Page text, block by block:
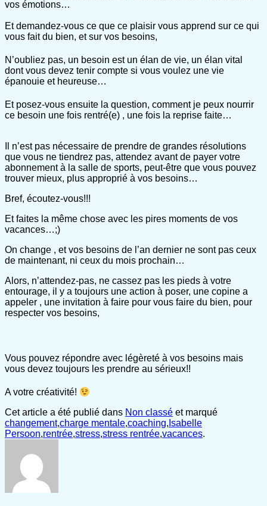
vos émotions…
Et demandez-vous ce que ce plaisir vous apprend sur ce qui
vous fait du bien, et sur vos besoins,
N’oubliez pas, un besoin est un élan de vie, un élan vital
dont vous devez tenir compte si vous voulez une vie
épanouie et heureuse…
Et posez-vous ensuite la question, comment je peux nourrir
ce besoin une fois rentré(e) , une fois la reprise faite…
Il n’est pas nécessaire de prendre de grandes résolutions
que vous ne tiendrez pas, attendez avant de payer votre
abonnement à la salle de sports, peut-être que vous pouvez
trouver mieux, plus approprié à vos besoins…
Bref, écoutez-vous!!!
Et faites la même chose avec les pires moments de vos
vacances…;)
On change , et vos besoins de l’an dernier ne sont pas ceux
de maintenant, ni ceux du mois prochain…
Alors, n’attendez-pas, ne cassez pas les pieds à votre
entourage, il y a toujours une action à poser, une copine a
appeler , une invitation à faire pour vous faire du bien, pour
respecter vos besoins,
Vous pouvez répondre avec légèreté à vos besoins mais
vous devez toujours les prendre au sérieux!!
A votre créativité!
Cet article a été publié dans Non classé et marqué
changement,charge mentale,coaching, Isabelle
Persoon,rentrée,stress,stress rentrée,vacances.